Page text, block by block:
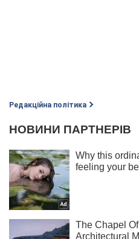
Редакційна політика